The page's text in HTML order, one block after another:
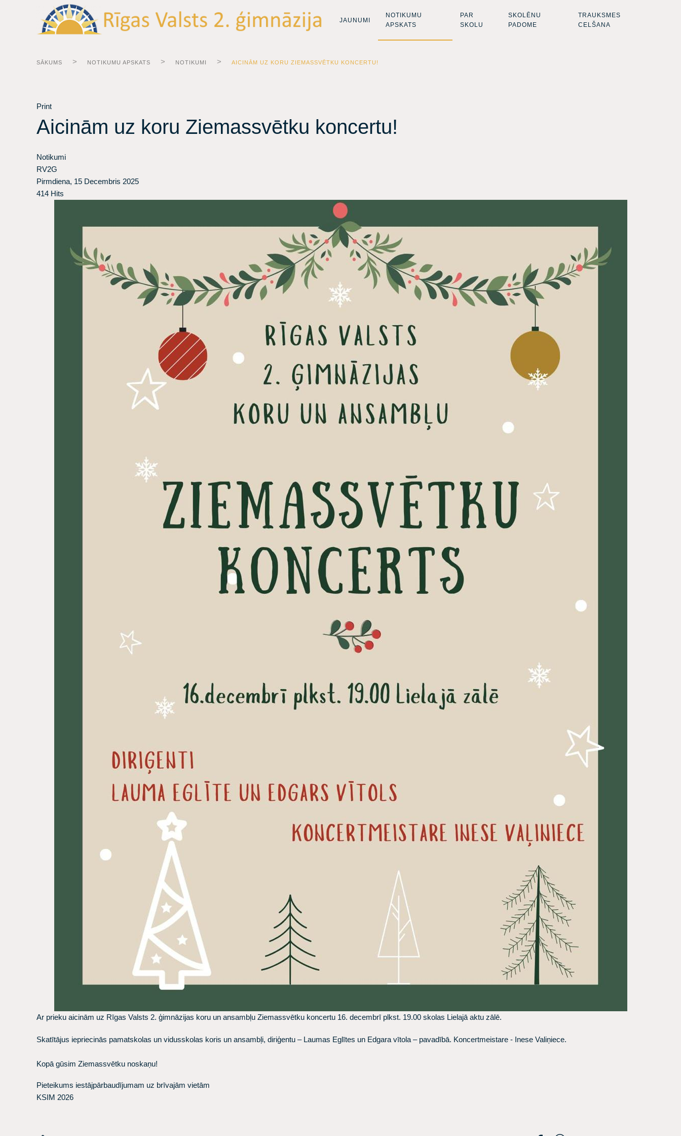
JAUNUMI
NOTIKUMU
APSKATS
PAR
SKOLU
SKOLĒNU
PADOME
TRAUKSMES
CELŠANA
SĀKUMS NOTIKUMU APSKATS NOTIKUMI AICINĀM UZ KORU ZIEMASSVĒTKU KONCERTU!
Print
Aicinām uz koru Ziemassvētku koncertu!
Notikumi
RV2G
Pirmdiena, 15 Decembris 2025
414 Hits
Ar prieku aicinām uz Rīgas Valsts 2. ģimnāzijas koru un ansambļu Ziemassvētku koncertu 16. decembrī plkst. 19.00 skolas Lielajā aktu zālē.
Skatītājus iepriecinās pamatskolas un vidusskolas koris un ansambļi, diriģentu – Laumas Eglītes un Edgara vītola – pavadībā. Koncertmeistare - Inese Valiņiece.
Kopā gūsim Ziemassvētku noskaņu!
Pieteikums iestājpārbaudījumam uz brīvajām vietām
KSIM 2026